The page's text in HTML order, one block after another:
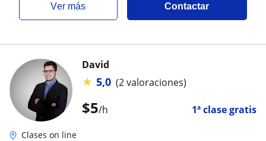
ver más Contactar
$5/h 1ª clase gratis
David
★ 5,0 (2 valoraciones)
Clases on line